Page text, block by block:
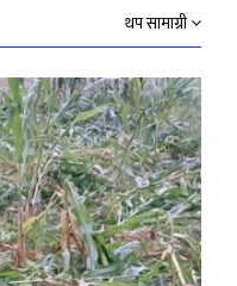
थप सामाग्री